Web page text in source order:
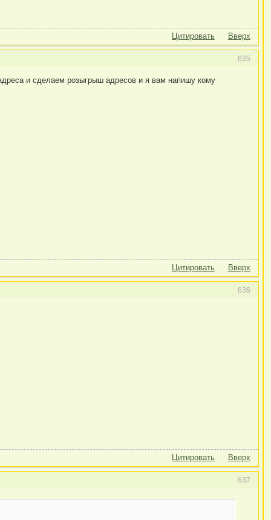
Цитировать Вверх
635
и сделаем розыгрыш адресов и я вам напишу кому
Цитировать Вверх
636
Цитировать Вверх
637